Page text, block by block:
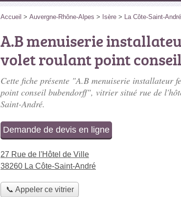
Accueil > Auvergne-Rhône-Alpes > Isère > La Côte-Saint-André
A.B menuiserie
volet roulant point
Cette fiche présente "A.B menuiserie installateur
point conseil bubendorff", vitrier situé rue de
Saint-André.
Demande de devis en ligne
27 Rue de l'Hôtel de Ville
38260 La Côte-Saint-André
📞 Appeler ce vitrier